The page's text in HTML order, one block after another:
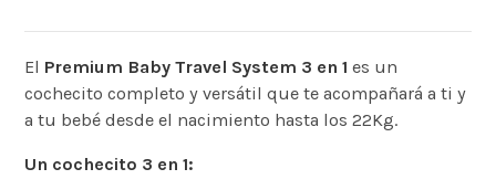
El Premium Baby Travel System 3 en 1 es un
cochecito completo y versátil que te acompañará a ti y
a tu bebé desde el nacimiento hasta los 22Kg.
Un cochecito 3 en 1: